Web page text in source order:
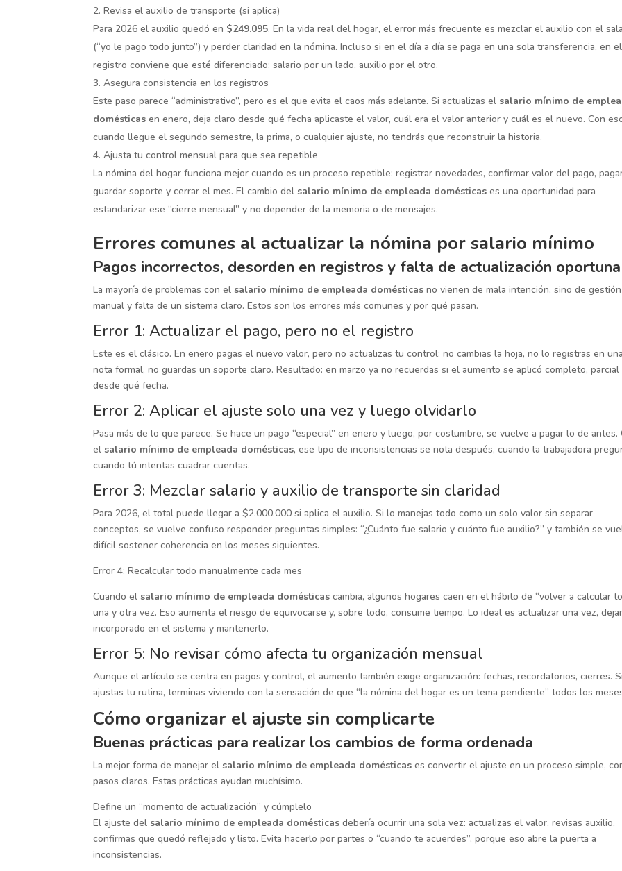
Revisa el auxilio de transporte (si aplica)
Para 2026 el auxilio quedó en $249.095. En la vida real del hogar, el error más frecuente es mezclar el auxilio con el
(“yo le pago todo junto”) y perder claridad en la nómina. Incluso si en el día a día se paga en una sola transferencia, en el
registro conviene que esté diferenciado: salario por un lado, auxilio por el otro.
Asegura consistencia en los registros
Este paso parece “administrativo”, pero es el que evita el caos más adelante. Si actualizas el salario mínimo de
domésticas en enero, deja claro desde qué fecha aplicaste el valor, cuál era el valor anterior y cuál es el nuevo. Con
cuando llegue el segundo semestre, la prima, o cualquier ajuste, no tendrás que reconstruir la historia.
Ajusta tu control mensual para que sea repetible
La nómina del hogar funciona mejor cuando es un proceso repetible: registrar novedades, confirmar valor del pago,
guardar soporte y cerrar el mes. El cambio del salario mínimo de empleada domésticas es una oportunidad para
estandarizar ese “cierre mensual” y no depender de la memoria o de mensajes.
Errores comunes al actualizar la nómina por salario mínimo
Pagos incorrectos, desorden en registros y falta de actualización oportuna
La mayoría de problemas con el salario mínimo de empleada domésticas no vienen de mala intención, sino de gestión
manual y falta de un sistema claro. Estos son los errores más comunes y por qué pasan.
Error 1: Actualizar el pago, pero no el registro
Este es el clásico. En enero pagas el nuevo valor, pero no actualizas tu control: no cambias la hoja, no lo registras en una
nota formal, no guardas un soporte claro. Resultado: en marzo ya no recuerdas si el aumento se aplicó completo, parcial
desde qué fecha.
Error 2: Aplicar el ajuste solo una vez y luego olvidarlo
Pasa más de lo que parece. Se hace un pago “especial” en enero y luego, por costumbre, se vuelve a pagar lo de antes.
el salario mínimo de empleada domésticas, ese tipo de inconsistencias se nota después, cuando la trabajadora
cuando tú intentas cuadrar cuentas.
Error 3: Mezclar salario y auxilio de transporte sin claridad
Para 2026, el total puede llegar a $2.000.000 si aplica el auxilio. Si lo manejas todo como un solo valor sin separar
conceptos, se vuelve confuso responder preguntas simples: “¿Cuánto fue salario y cuánto fue auxilio?” y también se
difícil sostener coherencia en los meses siguientes.
Error 4: Recalcular todo manualmente cada mes
Cuando el salario mínimo de empleada domésticas cambia, algunos hogares caen en el hábito de “volver a calcular
una y otra vez. Eso aumenta el riesgo de equivocarse y, sobre todo, consume tiempo. Lo ideal es actualizar una vez,
incorporado en el sistema y mantenerlo.
Error 5: No revisar cómo afecta tu organización mensual
Aunque el artículo se centra en pagos y control, el aumento también exige organización: fechas, recordatorios, cierres.
ajustas tu rutina, terminas viviendo con la sensación de que “la nómina del hogar es un tema pendiente” todos los
Cómo organizar el ajuste sin complicarte
Buenas prácticas para realizar los cambios de forma ordenada
La mejor forma de manejar el salario mínimo de empleada domésticas es convertir el ajuste en un proceso simple,
pasos claros. Estas prácticas ayudan muchísimo.
Define un “momento de actualización” y cúmplelo
El ajuste del salario mínimo de empleada domésticas debería ocurrir una sola vez: actualizas el valor, revisas auxilio,
confirmas que quedó reflejado y listo. Evita hacerlo por partes o “cuando te acuerdes”, porque eso abre la puerta a
inconsistencias.